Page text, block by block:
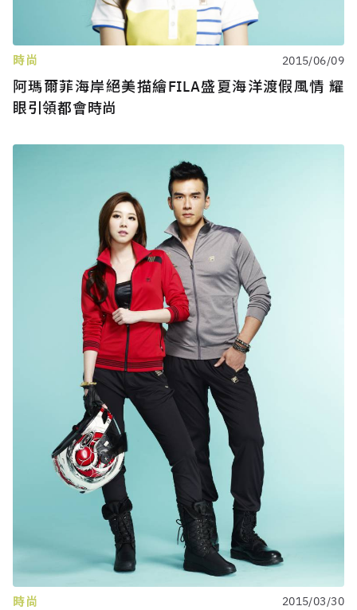
時尚 2015/06/09
阿瑪爾菲海岸絕美描繪FILA盛夏海洋渡假風情 耀
眼引領都會時尚
時尚 2015/03/30